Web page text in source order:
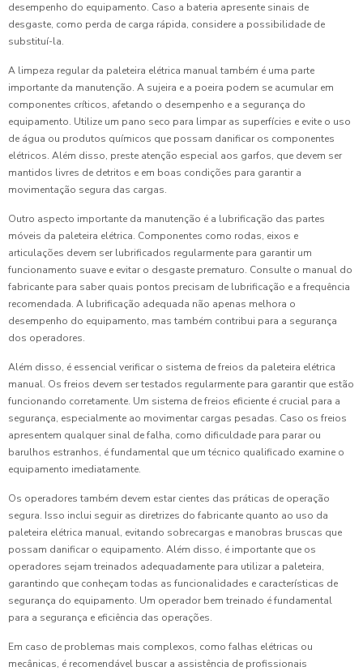
desempenho do equipamento. Caso a bateria apresente sinais de
desgaste, como perda de carga rápida, considere a possibilidade de
substituí-la.
A limpeza regular da paleteira elétrica manual também é uma parte
importante da manutenção. A sujeira e a poeira podem se acumular em
componentes críticos, afetando o desempenho e a segurança do
equipamento. Utilize um pano seco para limpar as superfícies e evite o uso
de água ou produtos químicos que possam danificar os componentes
elétricos. Além disso, preste atenção especial aos garfos, que devem ser
mantidos livres de detritos e em boas condições para garantir a
movimentação segura das cargas.
Outro aspecto importante da manutenção é a lubrificação das partes
móveis da paleteira elétrica. Componentes como rodas, eixos e
articulações devem ser lubrificados regularmente para garantir um
funcionamento suave e evitar o desgaste prematuro. Consulte o manual do
fabricante para saber quais pontos precisam de lubrificação e a frequência
recomendada. A lubrificação adequada não apenas melhora o
desempenho do equipamento, mas também contribui para a segurança
dos operadores.
Além disso, é essencial verificar o sistema de freios da paleteira elétrica
manual. Os freios devem ser testados regularmente para garantir que estão
funcionando corretamente. Um sistema de freios eficiente é crucial para a
segurança, especialmente ao movimentar cargas pesadas. Caso os freios
apresentem qualquer sinal de falha, como dificuldade para parar ou
barulhos estranhos, é fundamental que um técnico qualificado examine o
equipamento imediatamente.
Os operadores também devem estar cientes das práticas de operação
segura. Isso inclui seguir as diretrizes do fabricante quanto ao uso da
paleteira elétrica manual, evitando sobrecargas e manobras bruscas que
possam danificar o equipamento. Além disso, é importante que os
operadores sejam treinados adequadamente para utilizar a paleteira,
garantindo que conheçam todas as funcionalidades e características de
segurança do equipamento. Um operador bem treinado é fundamental
para a segurança e eficiência das operações.
Em caso de problemas mais complexos, como falhas elétricas ou
mecânicas, é recomendável buscar a assistência de profissionais